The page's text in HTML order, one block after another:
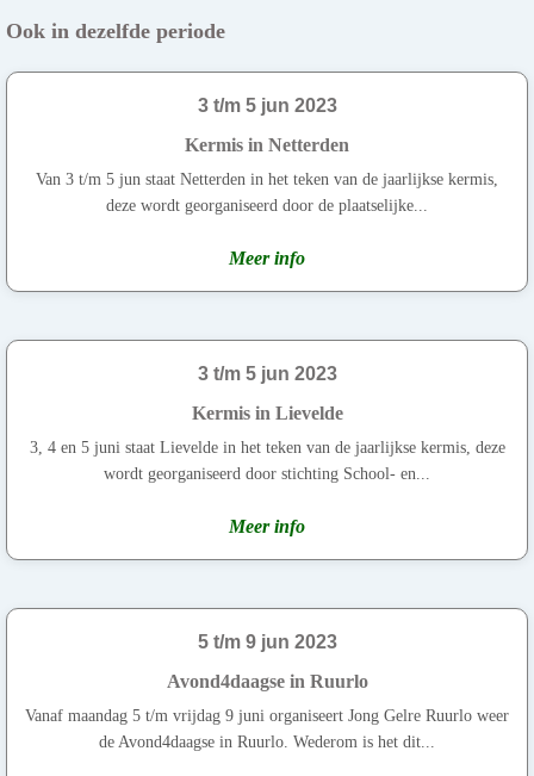
Ook in dezelfde periode
3 t/m 5 jun 2023
Kermis in Netterden
Van 3 t/m 5 jun staat Netterden in het teken van de jaarlijkse kermis,
deze wordt georganiseerd door de plaatselijke...
Meer info
3 t/m 5 jun 2023
Kermis in Lievelde
3, 4 en 5 juni staat Lievelde in het teken van de jaarlijkse kermis, deze
wordt georganiseerd door stichting School- en...
Meer info
5 t/m 9 jun 2023
Avond4daagse in Ruurlo
Vanaf maandag 5 t/m vrijdag 9 juni organiseert Jong Gelre Ruurlo weer
de Avond4daagse in Ruurlo. Wederom is het dit...